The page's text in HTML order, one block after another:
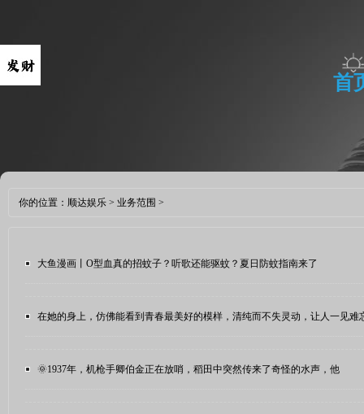
首
你的位置： 顺达娱乐 > 业务范围 >
大鱼漫画丨O型血真的招蚊子？听歌还能驱蚊？夏日防蚊指南来了
在她的身上，仿佛能看到青春最美好的模样，清纯而不失灵动，让人一见难
🌞1937年，机枪手卿伯金正在放哨，稻田中突然传来了奇怪的水声，他